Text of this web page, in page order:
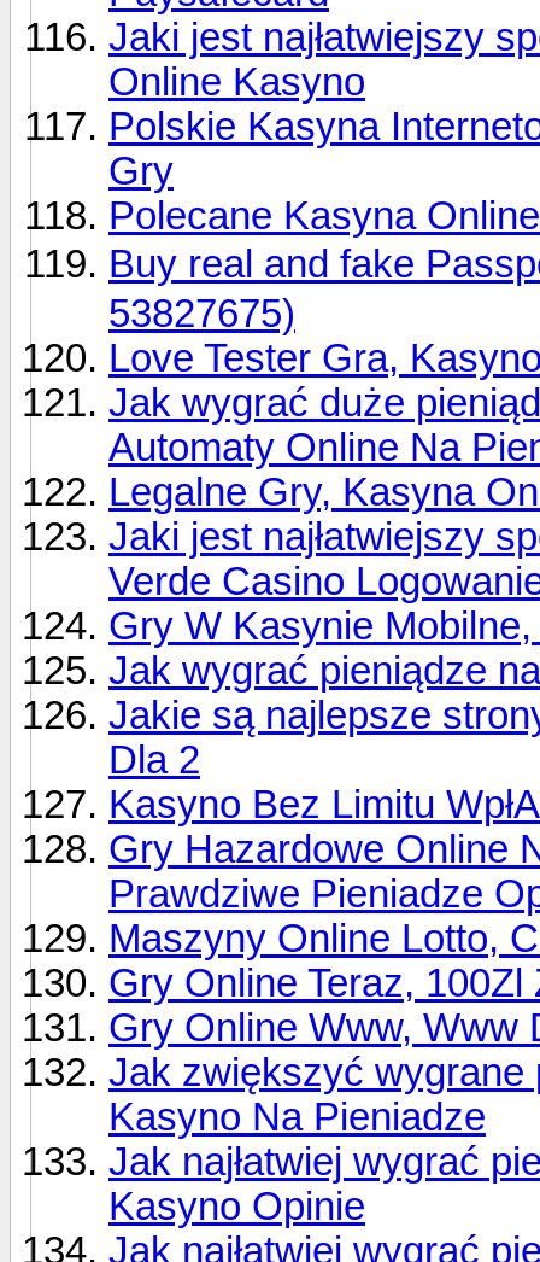
Jaki jest najłatwiejszy
Online Kasyno
Polskie Kasyna
Gry
Polecane Kasyna
Buy real and fake
53827675)
Love Tester Gra,
Jak wygrać duże
Automaty Online Na
Legalne Gry, Kasyna
Jaki jest najłatwiejszy
Verde Casino
Gry W Kasynie
Jak wygrać pieniądze
Jakie są najlepsze
Dla 2
Kasyno Bez Limitu
Gry Hazardowe Online
Prawdziwe Pieniadze
Maszyny Online Lotto,
Gry Online Teraz,
Gry Online Www, Www
Jak zwiększyć wygrane
Kasyno Na Pieniadze
Jak najłatwiej wygrać
Kasyno Opinie
Jak najłatwiej wygrać